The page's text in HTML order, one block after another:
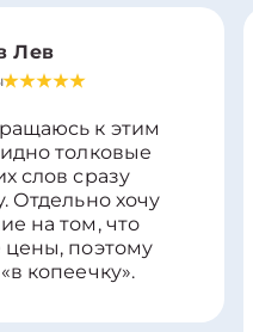
Лев
к этим
толковые
слов сразу
Отдельно хочу
на том, что
цены, поэтому
копеечку».